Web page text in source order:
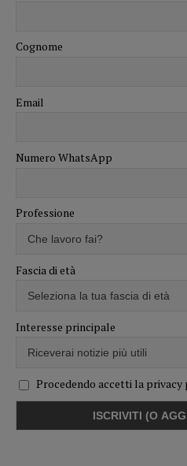
Cognome
Email
Numero WhatsApp
Professione
Fascia di età
Interesse principale
Procedendo accetti la privacy